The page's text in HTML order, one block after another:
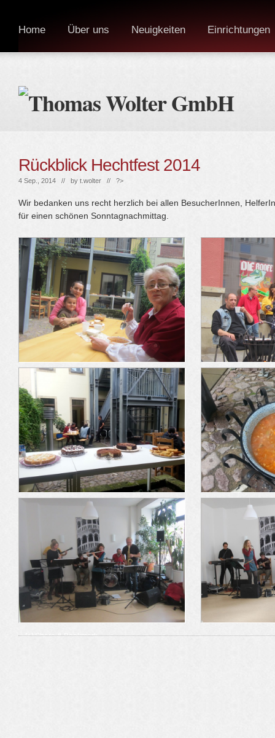
Home Über uns Neuigkeiten Einrichtungen
Rückblick Hechtfest 2014
4 Sep., 2014 // by t.wolter // ?>
Wir bedanken uns recht herzlich bei allen BesucherInnen,
für einen schönen Sonntagnachmittag.
[+] Share & Bookmark